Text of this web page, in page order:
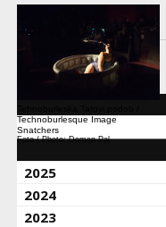
Technoburlesque Image
Snatchers
Foto / Photo: Domen Pal
2025
2024
2023